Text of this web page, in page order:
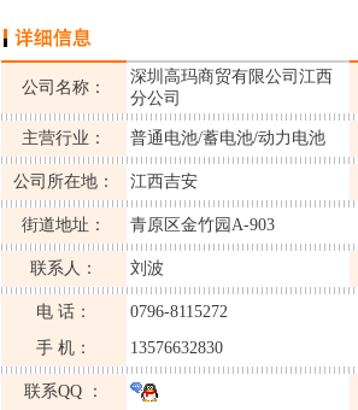
公司名称：
深圳高玛商贸有限公司江西
分公司
主营行业： 普通电池/蓄电池/动力电池
公司所在地： 江西吉安
街道地址： 青原区金竹园A-903
联系人： 刘波
电 话：
0796-8115272
手 机：
13576632830
联系QQ ：